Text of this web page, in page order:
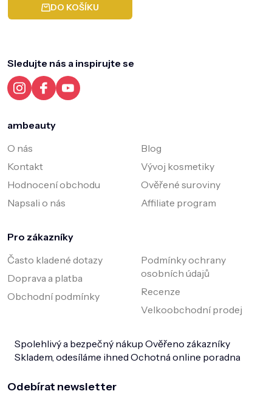
DO KOŠÍKU
Sledujte nás a inspirujte se
ambeauty
O nás
Kontakt
Hodnocení obchodu
Napsali o nás
Blog
Vývoj kosmetiky
Ověřené suroviny
Affiliate program
Pro zákazníky
Často kladené dotazy
Doprava a platba
Obchodní podmínky
Podmínky ochrany
osobních údajů
Recenze
Velkoobchodní prodej
Spolehlivý a bezpečný nákup Ověřeno zákazníky
Skladem, odesíláme ihned Ochotná online poradna
Odebírat newsletter